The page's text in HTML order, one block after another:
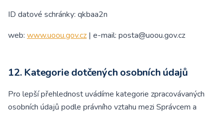
ID datové schránky: qkbaa2n
web: www.uoou.gov.cz | e-mail: posta@uoou.gov.cz
12. Kategorie dotčených osobních údajů
Pro lepší přehlednost uvádíme kategorie zpracovávaných
osobních údajů podle právního vztahu mezi Správcem a